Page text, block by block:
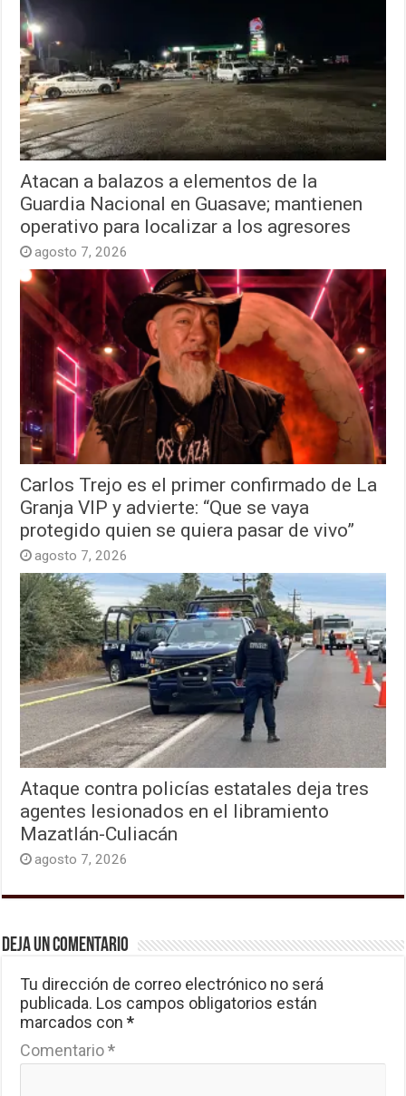
Atacan a balazos a elementos de la
Guardia Nacional en Guasave; mantienen
operativo para localizar a los agresores
agosto 7, 2026
Carlos Trejo es el primer confirmado de La
Granja VIP y advierte: “Que se vaya
protegido quien se quiera pasar de vivo”
agosto 7, 2026
Ataque contra policías estatales deja tres
agentes lesionados en el libramiento
Mazatlán-Culiacán
agosto 7, 2026
Deja un comentario
Tu dirección de correo electrónico no será
publicada. Los campos obligatorios están
marcados con*
Comentario*